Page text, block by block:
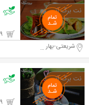
شریعتی-بهار شیراز